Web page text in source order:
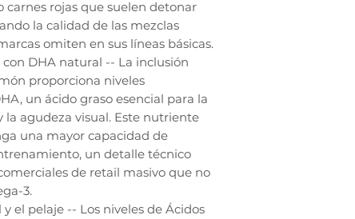
carnes rojas que suelen detonar
la calidad de las mezclas
omiten en sus líneas básicas.
DHA natural -- La inclusión
proporciona niveles
un ácido graso esencial para la
la agudeza visual. Este nutriente
una mayor capacidad de
un detalle técnico
de retail masivo que no
3.
el pelaje -- Los niveles de Ácidos